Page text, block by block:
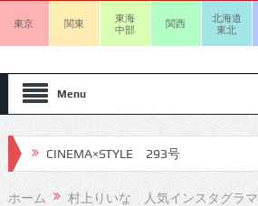
東京 関東
東海
中部
関西
北海道
東北
Menu
CINEMA×STYLE 293号
CINEMA×STYLE 292号
ホーム
村上りいな 人気インスタグラ